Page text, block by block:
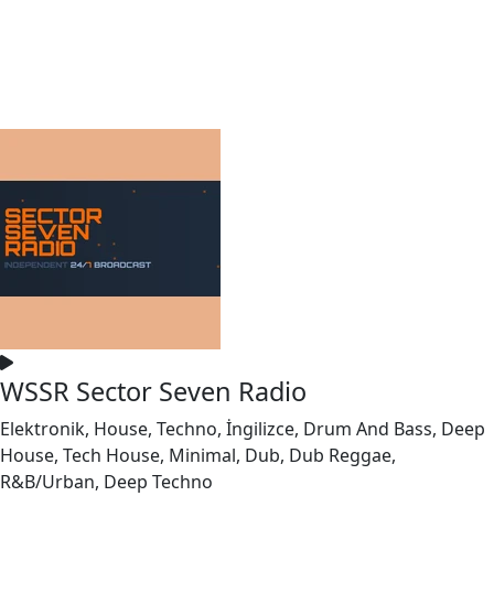
WSSR Sector Seven Radio
Elektronik, House, Techno, İngilizce, Drum And Bass, Deep
House, Tech House, Minimal, Dub, Dub Reggae,
R&B/Urban, Deep Techno